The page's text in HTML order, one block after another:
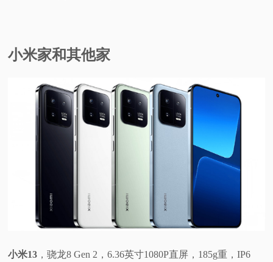
小米家和其他家
小米13 ，骁龙8 Gen 2，6.36英寸1080P直屏，185g重，IP6